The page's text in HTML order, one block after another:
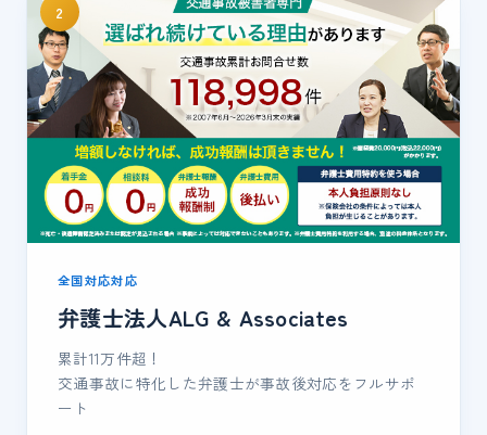
2
全国対応対応
弁護士法人ALG & Associates
累計11万件超！
交通事故に特化した弁護士が事故後対応をフルサポ
ート